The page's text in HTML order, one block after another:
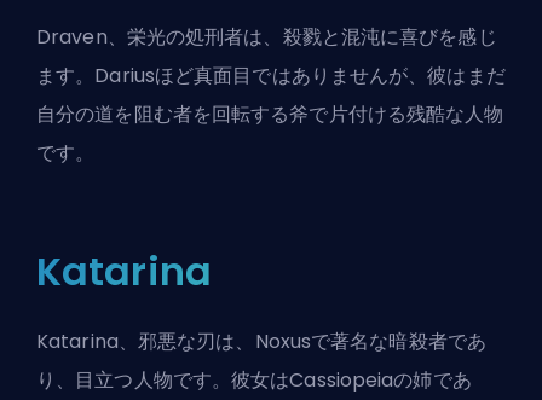
Draven、栄光の処刑者は、殺戮と混沌に喜びを感じ
ます。Dariusほど真面目ではありませんが、彼はまだ
自分の道を阻む者を回転する斧で片付ける残酷な人物
です。
Katarina
Katarina、邪悪な刃は、Noxusで著名な暗殺者であ
り、目立つ人物です。彼女はCassiopeiaの姉であ